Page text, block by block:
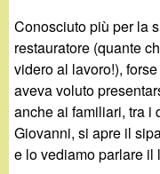
Conosciuto più per la
restauratore (quante
videro al lavoro!),
aveva voluto
anche ai familiari, tra i
Giovanni, si apre il
e lo vediamo parlare il